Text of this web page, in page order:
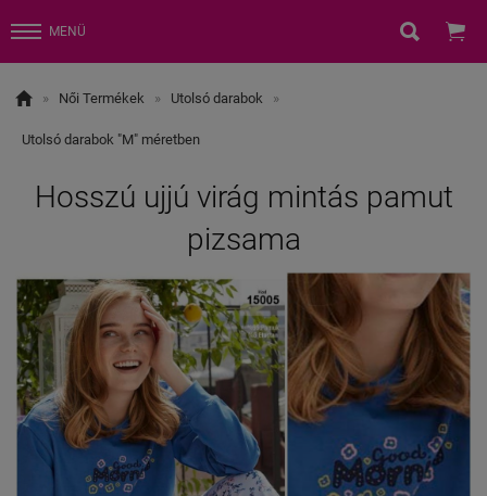
MENÜ  
 » Női Termékek » Utolsó darabok »
Utolsó darabok "M" méretben
Hosszú ujjú virág mintás pamut
pizsama